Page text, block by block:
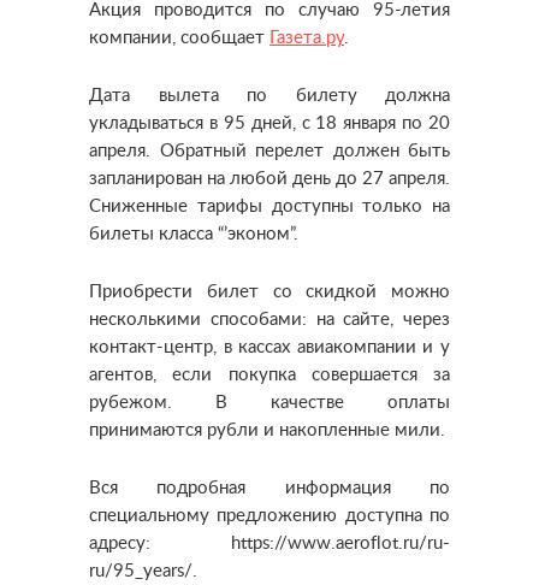
Акция проводится по случаю 95-летия
компании, сообщает
Газета.ру.
Дата вылета по билету должна
укладываться в 95 дней, с 18 января по 20
апреля. Обратный перелет должен быть
запланирован на любой день до 27 апреля.
Сниженные тарифы доступны только на
билеты класса “’эконом”.
Приобрести билет со скидкой можно
несколькими способами: на сайте, через
контакт-центр, в кассах авиакомпании и у
агентов, если покупка совершается за
рубежом. В качестве оплаты
принимаются рубли и накопленные мили.
Вся подробная информация по
специальному предложению доступна по
адресу: https://www.aeroflot.ru/ru-
ru/95_years/.